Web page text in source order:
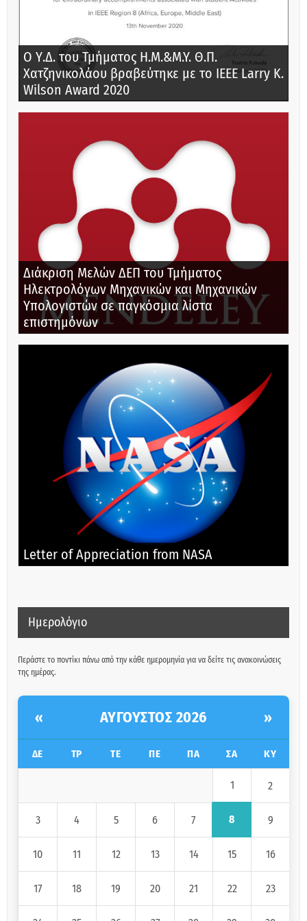
Ο Υ.Δ. του Τμήματος Η.Μ.&M.Y. Θ.Π.
Χατζηνικολάου βραβεύτηκε με το IEEE Larry K.
Wilson Award 2020
Διάκριση Μελών ΔΕΠ του Τμήματος
Ηλεκτρολόγων Μηχανικών και Μηχανικών
Υπολογιστών σε παγκόσμια λίστα
επιστημόνων
Letter of Appreciation from NASA
Ημερολόγιο
Περάστε το ποντίκι πάνω από την κάθε ημερομηνία για να δείτε τις ανακοινώσεις
της ημέρας.
« ΑΎΓΟΥΣΤΟΣ 2026 »
ΔΕ ΤΡ ΤΕ ΠΕ ΠΑ ΣΑ ΚΥ
1 2
3 4 5 6 7 8 9
10 11 12 13 14 15 16
17 18 19 20 21 22 23